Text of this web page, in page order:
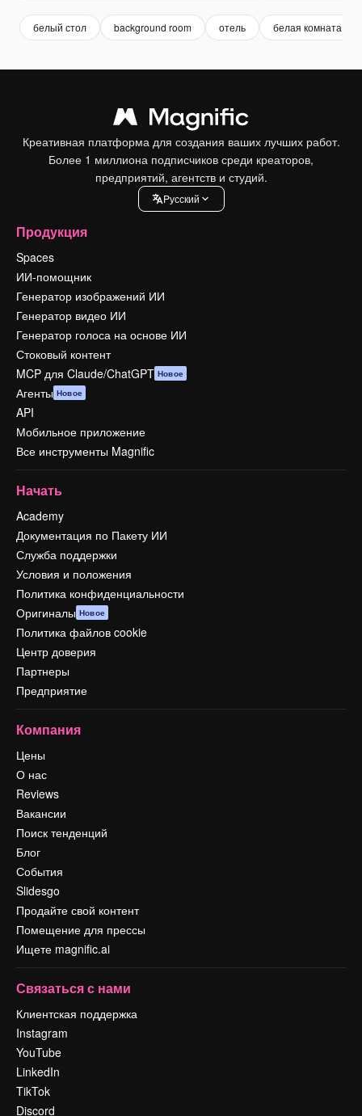
белый стол background room отель белая комната
Креативная платформа для создания ваших лучших работ.
Более 1 миллиона подписчиков среди креаторов,
предприятий, агентств и студий.
Pусский
Продукция
Spaces
ИИ-помощник
Генератор изображений ИИ
Генератор видео ИИ
Генератор голоса на основе ИИ
Стоковый контент
MCP для Claude/ChatGPT Новое
Агенты Новое
API
Мобильное приложение
Все инструменты Magnific
Начать
Academy
Документация по Пакету ИИ
Служба поддержки
Условия и положения
Политика конфиденциальности
Оригиналы Новое
Политика файлов cookie
Центр доверия
Партнеры
Предприятие
Компания
Цены
О нас
Reviews
Вакансии
Поиск тенденций
Блог
События
Slidesgo
Продайте свой контент
Помещение для прессы
Ищете magnific.ai
Связаться с нами
Клиентская поддержка
Instagram
YouTube
LinkedIn
TikTok
Discord